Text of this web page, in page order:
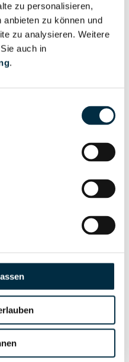
zu personalisieren,
zu können und
zu analysieren. Weitere
auch in
.
Vollständiges
Unternehmensprofil
anfragen
Vollständiges
Unternehmensprofil
Unternehmensprofil
Unternehmensprofil
anfragen